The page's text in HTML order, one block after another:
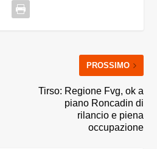
PROSSIMO
Tirso: Regione Fvg, ok a
piano Roncadin di
rilancio e piena
occupazione